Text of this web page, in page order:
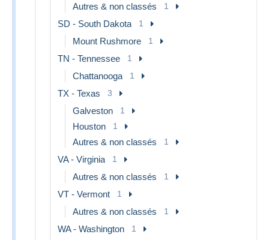
Autres & non classés 1
SD - South Dakota 1
Mount Rushmore 1
TN - Tennessee 1
Chattanooga 1
TX - Texas 3
Galveston 1
Houston 1
Autres & non classés 1
VA - Virginia 1
Autres & non classés 1
VT - Vermont 1
Autres & non classés 1
WA - Washington 1